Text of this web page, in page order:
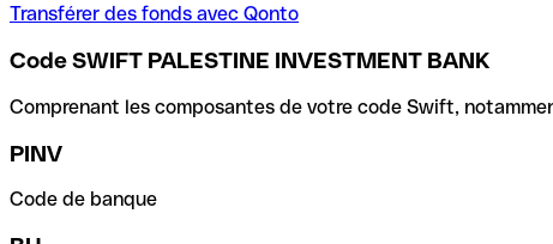
Transférer des fonds avec Qonto
Code SWIFT PALESTINE INVESTMENT BANK
Comprenant les composantes de votre code Swift,
PINV
Code de banque